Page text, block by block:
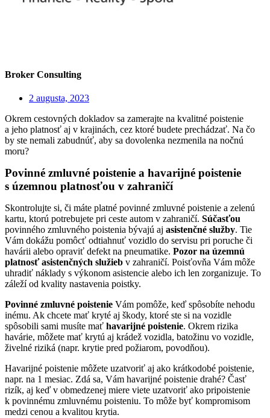
Broker Consulting
2 augusta, 2023
Okrem cestovných dokladov sa zamerajte na kvalitné poistenie
a jeho platnosť aj v krajinách, cez ktoré budete prechádzať. Na čo
by ste nemali zabudnúť, aby sa dovolenka nezmenila na nočnú
moru?
Povinné zmluvné poistenie a havarijné poistenie
s územnou platnosťou v zahraničí
Skontrolujte si, či máte platné povinné zmluvné poistenie a zelenú
kartu, ktorú potrebujete pri ceste autom v zahraničí. Súčasťou
povinného zmluvného poistenia bývajú aj asistenčné služby. Tie
Vám dokážu pomôcť odtiahnuť vozidlo do servisu pri poruche či
havárii alebo opraviť defekt na pneumatike. Pozor na územnú
platnosť asistenčných služieb v zahraničí. Poisťovňa Vám môže
uhradiť náklady s výkonom asistencie alebo ich len zorganizuje. To
záleží od kvality nastavenia poistky.
Povinné zmluvné poistenie Vám pomôže, keď spôsobíte nehodu
inému. Ak chcete mať kryté aj škody, ktoré ste si na vozidle
spôsobili sami musíte mať havarijné poistenie. Okrem rizika
havárie, môžete mať krytú aj krádež vozidla, batožinu vo vozidle,
živelné riziká (napr. krytie pred požiarom, povodňou).
Havarijné poistenie môžete uzatvoriť aj ako krátkodobé poistenie,
napr. na 1 mesiac. Zdá sa, Vám havarijné poistenie drahé? Časť
rizík, aj keď v obmedzenej miere viete uzatvoriť ako pripoistenie
k povinnému zmluvnému poisteniu. To môže byť kompromisom
medzi cenou a kvalitou krytia.